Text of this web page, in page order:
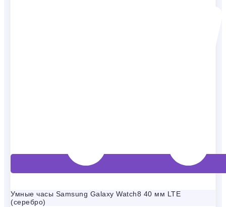
Умные часы Samsung Galaxy Watch8 40 мм LTE
(серебро)